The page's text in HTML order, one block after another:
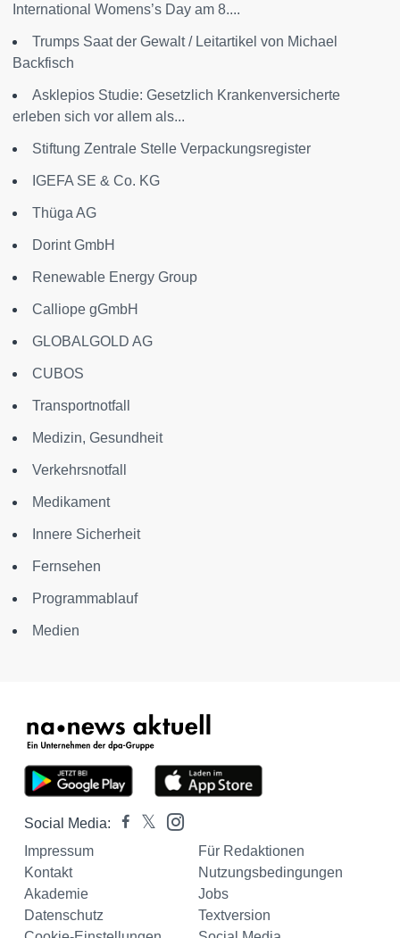
International Womens’s Day am 8....
Trumps Saat der Gewalt / Leitartikel von Michael
Backfisch
Asklepios Studie: Gesetzlich Krankenversicherte
erleben sich vor allem als...
Stiftung Zentrale Stelle Verpackungsregister
IGEFA SE & Co. KG
Thüga AG
Dorint GmbH
Renewable Energy Group
Calliope gGmbH
GLOBALGOLD AG
CUBOS
Transportnotfall
Medizin, Gesundheit
Verkehrsnotfall
Medikament
Innere Sicherheit
Fernsehen
Programmablauf
Medien
Social Media:
Impressum
Für Redaktionen
Kontakt
Nutzungsbedingungen
Akademie
Jobs
Datenschutz
Textversion